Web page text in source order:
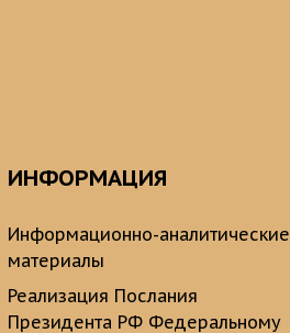
ИНФОРМАЦИЯ
Информационно-аналитические
материалы
Реализация Послания
Президента РФ Федеральному